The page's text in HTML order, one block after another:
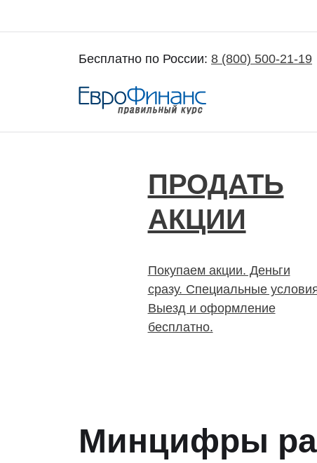
Бесплатно по России: 8 (800) 500-21-19
Покупка и продажа ценных бумаг
ПРОДАТЬ
АКЦИИ
Покупаем акции. Деньги
сразу. Специальные
Выезд и оформление
бесплатно.
Минцифры